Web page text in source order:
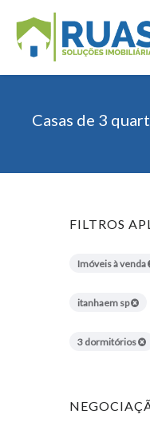
Casas de 3
FILTROS
Imóveis à venda
itanhaem sp
3 dormitórios